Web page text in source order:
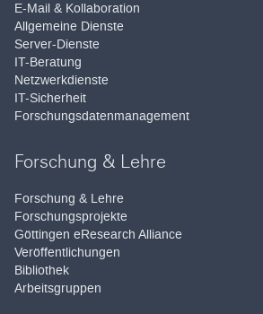
E-Mail & Kollaboration
Allgemeine Dienste
Server-Dienste
IT-Beratung
Netzwerkdienste
IT-Sicherheit
Forschungsdatenmanagement
Forschung & Lehre
Forschung & Lehre
Forschungsprojekte
Göttingen eResearch Alliance
Veröffentlichungen
Bibliothek
Arbeitsgruppen